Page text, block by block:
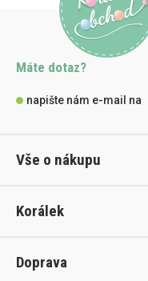
Máte dotaz?
napište nám e-mail na
Vše o nákupu
Korálek
Doprava